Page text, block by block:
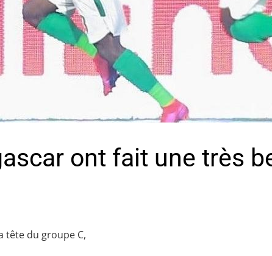
ont fait une très
tête du groupe C,